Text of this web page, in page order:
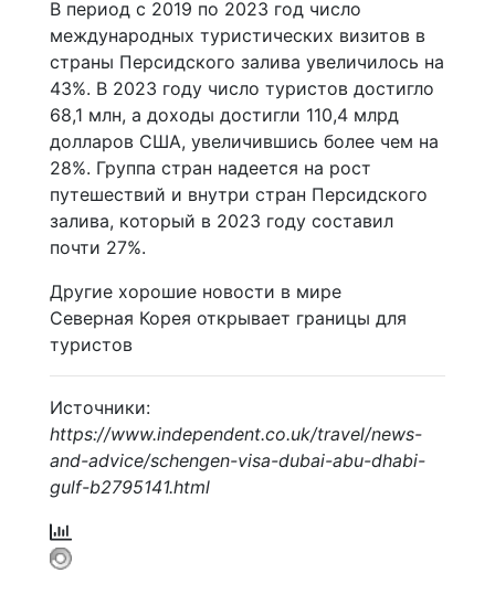
В период с 2019 по 2023 год число
международных туристических визитов в
страны Персидского залива увеличилось на
43%. В 2023 году число туристов достигло
68,1 млн, а доходы достигли 110,4 млрд
долларов США, увеличившись более чем на
28%. Группа стран надеется на рост
путешествий и внутри стран Персидского
залива, который в 2023 году составил
почти 27%.
Другие хорошие новости в мире
Северная Корея открывает границы для
туристов
Источники:
https://www.independent.co.uk/travel/news-
and-advice/schengen-visa-dubai-abu-dhabi-
gulf-b2795141.html